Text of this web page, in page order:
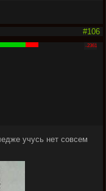
#106
-2361
учусь нет совсем